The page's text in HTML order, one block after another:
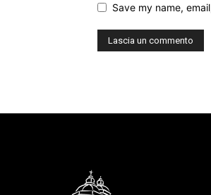
Save my name,